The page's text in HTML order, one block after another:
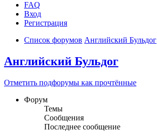
FAQ
Вход
Регистрация
Список форумов Английский Бульдог
Английский Бульдог
Отметить подфорумы как прочтённые
Форум
Темы
Сообщения
Последнее сообщение